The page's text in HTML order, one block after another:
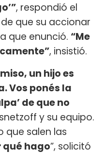
, respondió el
que su accionar
que enunció. “Me
, insistió.
un hijo es
Vos ponés la
de que no
y su equipo.
que salen las
qué hago”, solicitó